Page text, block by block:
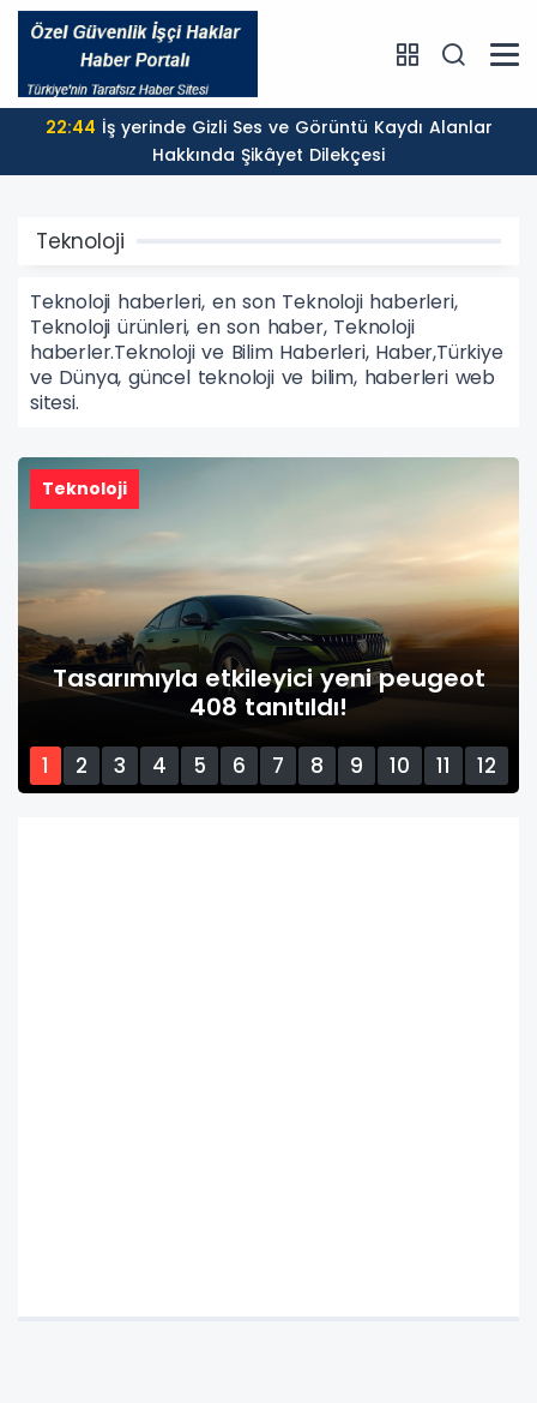
22:44
Hakkında Şikâyet Dilekçesi
Teknoloji
Teknoloji haberleri, en son Teknoloji haberleri,
Teknoloji ürünleri, en son haber, Teknoloji
haberler.Teknoloji ve Bilim Haberleri, Haber,Türkiye
ve Dünya, güncel teknoloji ve bilim, haberleri web
sitesi.
Teknoloji
Tasarımıyla etkileyici yeni peugeot
408 tanıtıldı!
1 2 3 4 5 6 7 8 9 10 11
12